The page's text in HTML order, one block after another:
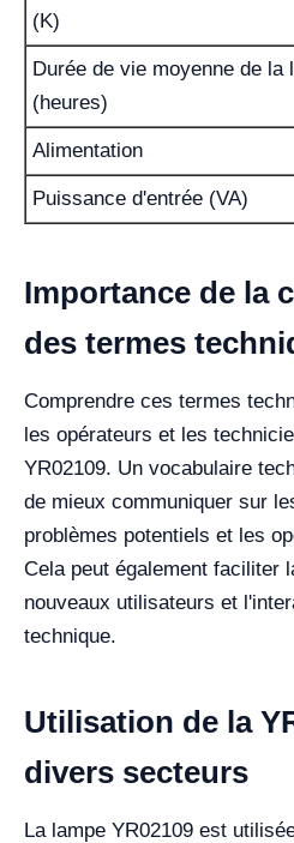
(K)
Durée de vie moyenne de la
(heures)
Alimentation
Puissance d'entrée (VA)
Importance de la
des termes
Comprendre ces termes
les opérateurs et les
YR02109. Un vocabulaire
de mieux communiquer sur
problèmes potentiels et les
Cela peut également faciliter
nouveaux utilisateurs et
technique.
Utilisation de la
divers secteurs
La lampe YR02109 est